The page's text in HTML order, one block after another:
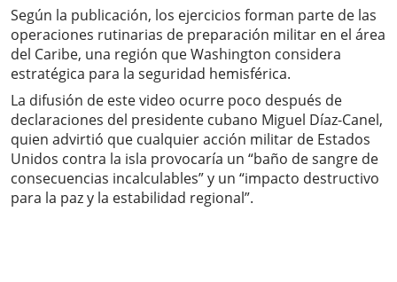
Según la publicación, los ejercicios forman parte de las
operaciones rutinarias de preparación militar en el área
del Caribe, una región que Washington considera
estratégica para la seguridad hemisférica.
La difusión de este video ocurre poco después de
declaraciones del presidente cubano Miguel Díaz-Canel,
quien advirtió que cualquier acción militar de Estados
Unidos contra la isla provocaría un “baño de sangre de
consecuencias incalculables” y un “impacto destructivo
para la paz y la estabilidad regional”.